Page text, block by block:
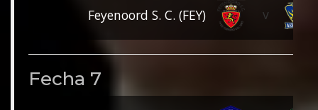
Feyenoord S. C. (FEY) v
Fecha 7